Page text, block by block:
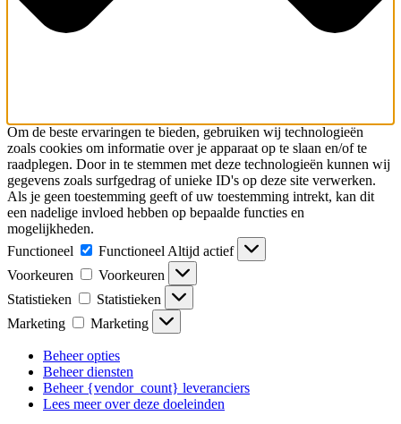
Om de beste ervaringen te bieden, gebruiken wij technologieën
zoals cookies om informatie over je apparaat op te slaan en/of te
raadplegen. Door in te stemmen met deze technologieën kunnen wij
gegevens zoals surfgedrag of unieke ID's op deze site verwerken.
Als je geen toestemming geeft of uw toestemming intrekt, kan dit
een nadelige invloed hebben op bepaalde functies en
mogelijkheden.
Functioneel
Functioneel Altijd actief
Voorkeuren
Voorkeuren
Statistieken
Statistieken
Marketing
Marketing
Beheer opties
Beheer diensten
Beheer {vendor_count} leveranciers
Lees meer over deze doeleinden